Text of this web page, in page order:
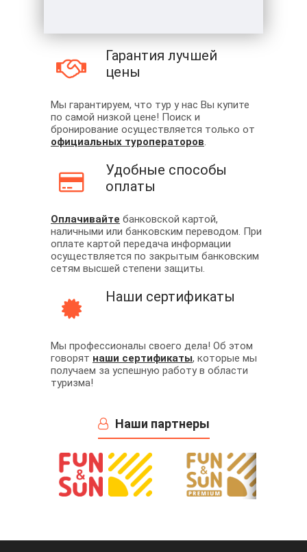
Гарантия лучшей
цены
Мы гарантируем, что тур у нас Вы купите
по самой низкой цене! Поиск и
бронирование осуществляется только от
официальных туроператоров.
Удобные способы
оплаты
Оплачивайте банковской картой,
наличными или банковским переводом. При
оплате картой передача информации
осуществляется по закрытым банковским
сетям высшей степени защиты.
Наши сертификаты
Мы профессионалы своего дела! Об этом
говорят наши сертификаты, которые мы
получаем за успешную работу в области
туризма!
Наши партнеры